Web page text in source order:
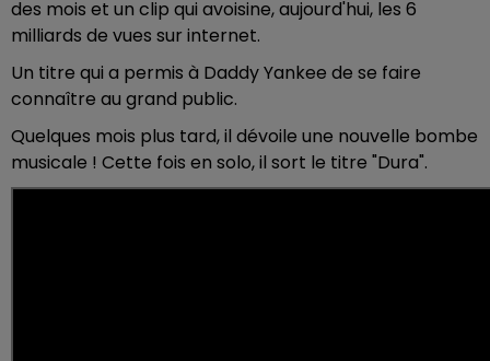
des mois et un clip qui avoisine, aujourd'hui, les 6
milliards de vues sur internet.
Un titre qui a permis à Daddy Yankee de se faire
connaître au grand public.
Quelques mois plus tard, il dévoile une nouvelle bombe
musicale ! Cette fois en solo, il sort le titre "Dura".